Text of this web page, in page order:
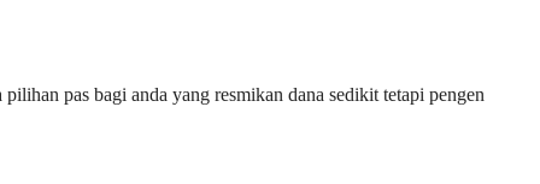
pas bagi anda yang resmikan dana sedikit tetapi pengen